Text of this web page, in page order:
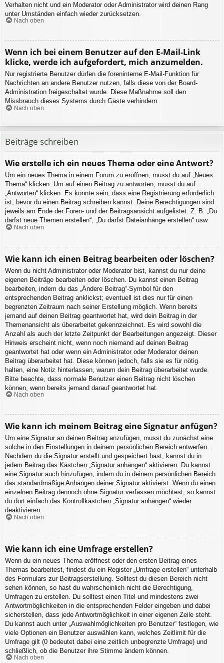
Verhalten nicht und ein Moderator oder Administrator wird deinen Rang
unter Umständen einfach wieder zurücksetzen.
Nach oben
Wenn ich bei einem Benutzer auf den E-Mail-Link
klicke, werde ich aufgefordert, mich anzumelden.
Nur registrierte Benutzer dürfen die foreninterne E-Mail-Funktion für
Nachrichten an andere Benutzer nutzen, falls diese von der Board-
Administration freigeschaltet wurde. Diese Maßnahme soll den
Missbrauch dieses Systems durch Gäste verhindern.
Nach oben
Beiträge schreiben
Wie erstelle ich ein neues Thema oder eine Antwort?
Um ein neues Thema in einem Forum zu eröffnen, musst du auf „Neues
Thema“ klicken. Um auf einen Beitrag zu antworten, musst du auf
„Antworten“ klicken. Es könnte sein, dass eine Registrierung erforderlich
ist, bevor du einen Beitrag schreiben kannst. Deine Berechtigungen sind
jeweils am Ende der Foren- und der Beitragsansicht aufgelistet. Z. B. „Du
darfst neue Themen erstellen“, „Du darfst Dateianhänge erstellen“ usw.
Nach oben
Wie kann ich einen Beitrag bearbeiten oder löschen?
Wenn du nicht Administrator oder Moderator bist, kannst du nur deine
eigenen Beiträge bearbeiten oder löschen. Du kannst einen Beitrag
bearbeiten, indem du das „Ändere Beitrag“-Symbol für den
entsprechenden Beitrag anklickst; eventuell ist dies nur für einen
begrenzten Zeitraum nach seiner Erstellung möglich. Wenn bereits
jemand auf deinen Beitrag geantwortet hat, wird dein Beitrag in der
Themenansicht als überarbeitet gekennzeichnet. Es wird sowohl die
Anzahl als auch der letzte Zeitpunkt der Bearbeitungen angezeigt. Dieser
Hinweis erscheint nicht, wenn noch niemand auf deinen Beitrag
geantwortet hat oder wenn ein Administrator oder Moderator deinen
Beitrag überarbeitet hat. Diese können jedoch, falls sie es für nötig
halten, eine Notiz hinterlassen, warum dein Beitrag überarbeitet wurde.
Bitte beachte, dass normale Benutzer einen Beitrag nicht löschen
können, wenn bereits jemand darauf geantwortet hat.
Nach oben
Wie kann ich meinem Beitrag eine Signatur anfügen?
Um eine Signatur an deinen Beitrag anzufügen, musst du zunächst eine
solche in den Einstellungen in deinem persönlichen Bereich entwerfen.
Nachdem du die Signatur erstellt und gespeichert hast, kannst du in
jedem Beitrag das Kästchen „Signatur anhängen“ aktivieren. Du kannst
eine Signatur auch hinzufügen, indem du in deinem persönlichen Bereich
das standardmäßige Anhängen deiner Signatur aktivierst. Wenn du einen
einzelnen Beitrag dennoch ohne Signatur verfassen möchtest, so kannst
du dort einfach das Kontrollkästchen „Signatur anhängen“ wieder
deaktivieren.
Nach oben
Wie kann ich eine Umfrage erstellen?
Wenn du ein neues Thema eröffnest oder den ersten Beitrag eines
Themas bearbeitest, findest du ein Register „Umfrage erstellen“ unterhalb
des Formulars zur Beitragserstellung. Solltest du diesen Bereich nicht
sehen können, so hast du wahrscheinlich nicht die Berechtigung,
Umfragen zu erstellen. Du solltest einen Titel und mindestens zwei
Antwortmöglichkeiten in die entsprechenden Felder eingeben und dabei
sicherstellen, dass jede Antwortmöglichkeit in einer eigenen Zeile steht.
Du kannst auch unter „Auswahlmöglichkeiten pro Benutzer“ festlegen, wie
viele Optionen ein Benutzer auswählen kann, welches Zeitlimit für die
Umfrage gilt (0 bedeutet dabei eine zeitlich unbegrenzte Umfrage) und
schließlich, ob die Benutzer ihre Stimme ändern können.
Nach oben